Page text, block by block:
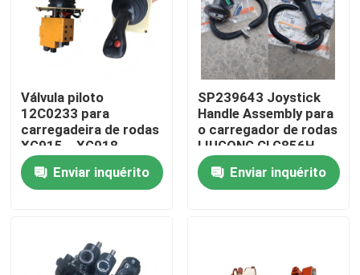
Casa
Produtos
Sobre nós
Válvula piloto
12C0233 para
carregadeira de rodas
XG915、XG918、
XG932、XG955、
XG962、XG982 peças
sobressalentes
Enviar inquérito
SP239643 Joystick
Handle Assembly para
o carregador de rodas
LIUGONG CLG856H
Excavator CLG920D、
CLG922D、CLG925D
CLG933E、CLG936D、
Enviar inquérito